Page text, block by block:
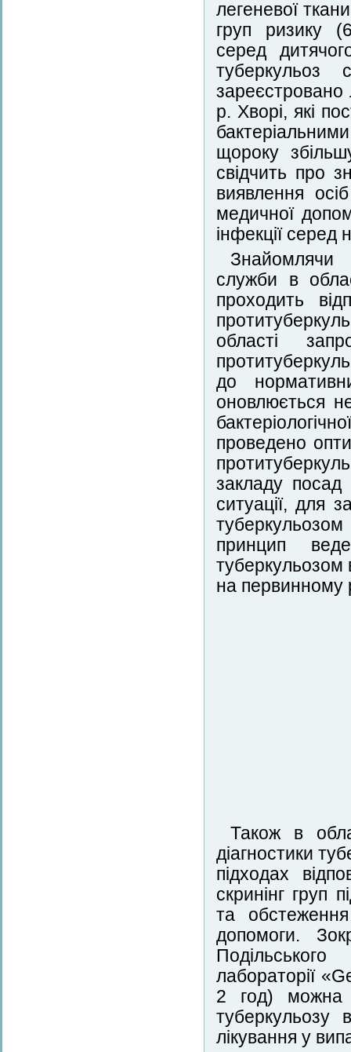
легеневої
груп ризику
серед
туберкульоз
р. Хворі, які
щороку
свідчить про
виявлення
медичної
інфекції серед
Знайомлячи
служби в
проходить
області
до
оновлюється
проведено
закладу посад
ситуації, для
принцип
туберкульозом
на первинному
Також в
діагностики
підходах
скринінг груп
та
допомоги.
лабораторії
2 год) можна
туберкульозу
лікування у